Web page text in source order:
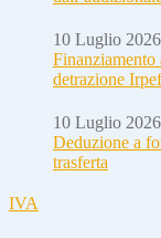
10 Luglio 2026
Finanziamento
detrazione
10 Luglio 2026
Deduzione a
trasferta
IVA